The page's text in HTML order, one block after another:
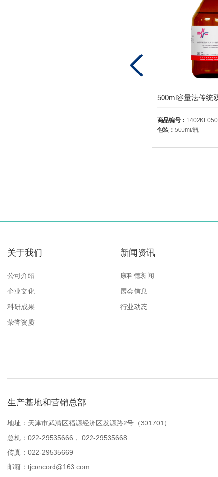
商品编号：
包装： 500ml/瓶
关于我们
公司介绍
企业文化
科研成果
荣誉资质
新闻资讯
康科德新闻
展会信息
行业动态
生产基地和营销总部
地址：天津市武清区福源经济区发源路2号（301701）
总机：022-29535666， 022-29535668
传真：022-29535669
邮箱： tjconcord@163.com